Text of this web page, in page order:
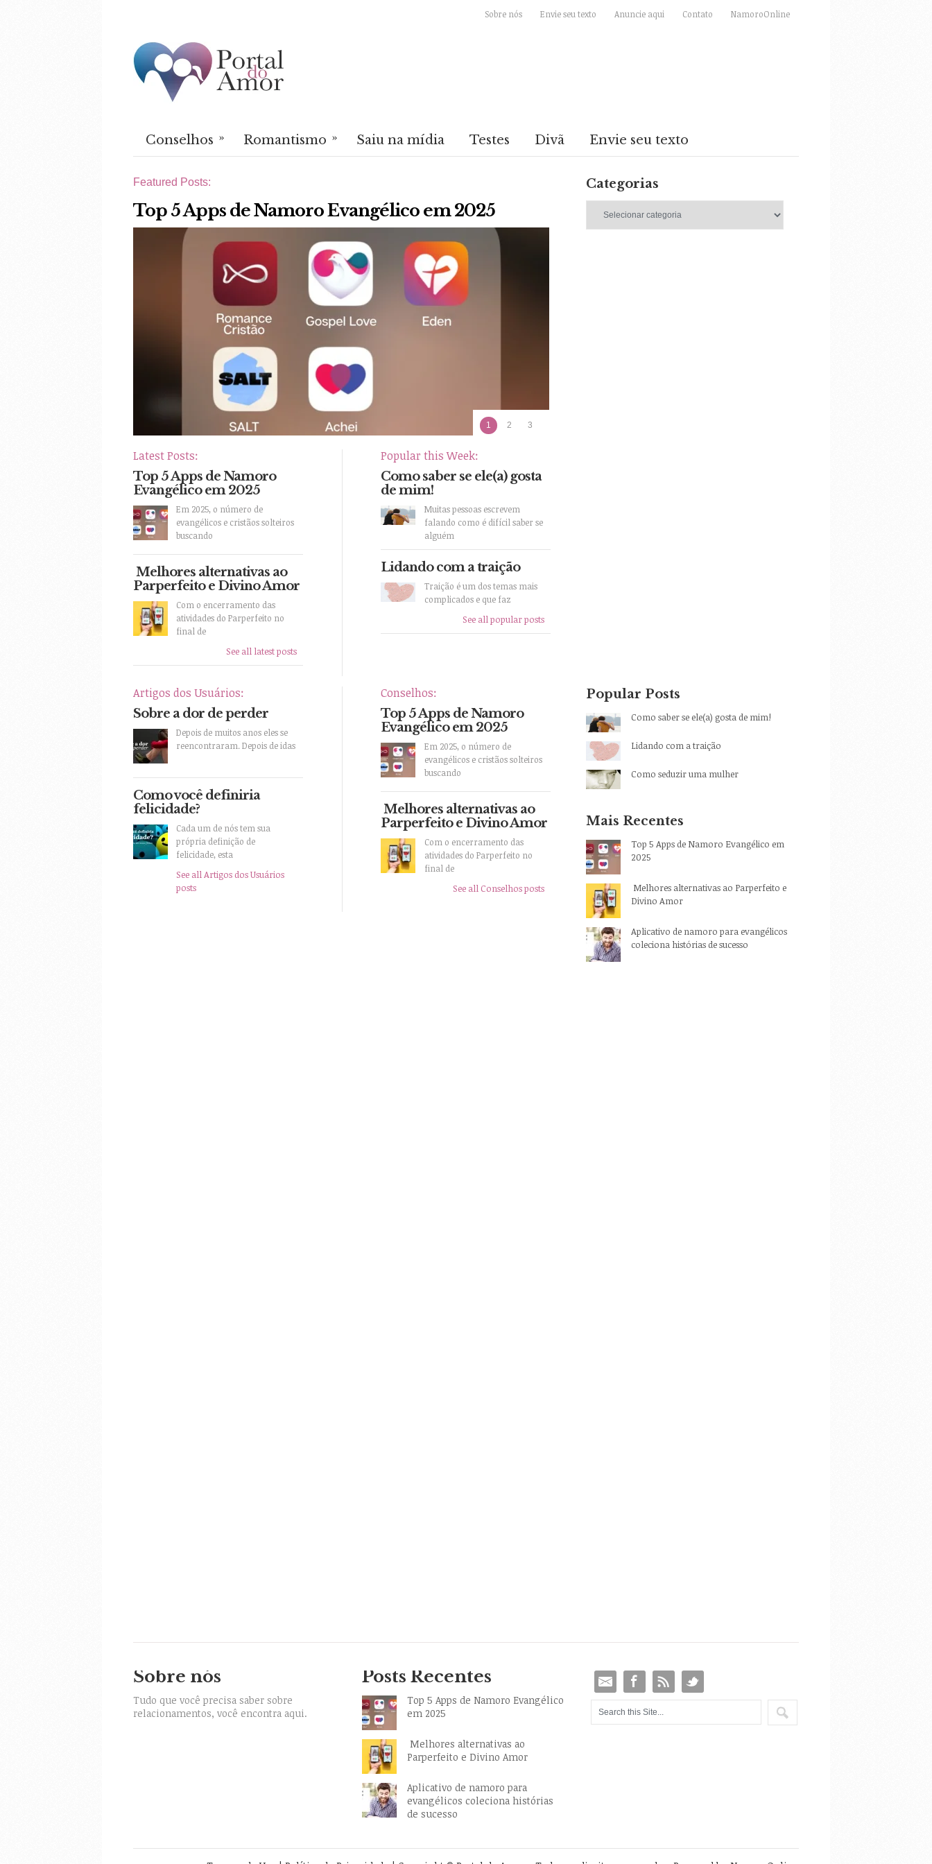
Sobre nós Envie seu texto Anuncie aqui Contato NamoroOnline
Conselhos » Romantismo » Saiu na mídia Testes Divã Envie seu texto
Featured Posts:
Top 5 Apps de Namoro Evangélico em 2025
1 2 3
Latest Posts:
Top 5 Apps de Namoro
Evangélico em 2025
Em 2025, o número de
evangélicos e cristãos solteiros
buscando
Melhores alternativas ao
Parperfeito e Divino Amor
Com o encerramento das
atividades do Parperfeito no
final de
See all latest posts
Popular this Week:
Como saber se ele(a) gosta
de mim!
Muitas pessoas escrevem
falando como é difícil saber se
alguém
Lidando com a traição
Traição é um dos temas mais
complicados e que faz
See all popular posts
Artigos dos Usuários:
Sobre a dor de perder
Depois de muitos anos eles se
reencontraram. Depois de idas
Como você definiria
felicidade?
Cada um de nós tem sua
própria definição de
felicidade, esta
See all Artigos dos Usuários
posts
Conselhos:
Top 5 Apps de Namoro
Evangélico em 2025
Em 2025, o número de
evangélicos e cristãos solteiros
buscando
Melhores alternativas ao
Parperfeito e Divino Amor
Com o encerramento das
atividades do Parperfeito no
final de
See all Conselhos posts
Categorias
Popular Posts
Como saber se ele(a) gosta de mim!
Lidando com a traição
Como seduzir uma mulher
Mais Recentes
Top 5 Apps de Namoro Evangélico em
2025
Melhores alternativas ao Parperfeito e
Divino Amor
Aplicativo de namoro para evangélicos
coleciona histórias de sucesso
Sobre nós
Tudo que você precisa saber sobre
relacionamentos, você encontra aqui.
Posts Recentes
Top 5 Apps de Namoro Evangélico
em 2025
Melhores alternativas ao
Parperfeito e Divino Amor
Aplicativo de namoro para
evangélicos coleciona histórias
de sucesso